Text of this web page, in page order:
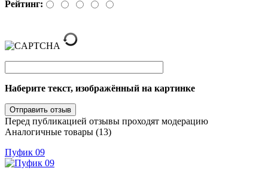
Рейтинг:
Наберите текст, изображённый на картинке
Перед публикацией отзывы проходят модерацию
Аналогичные товары (13)
Пуфик 09